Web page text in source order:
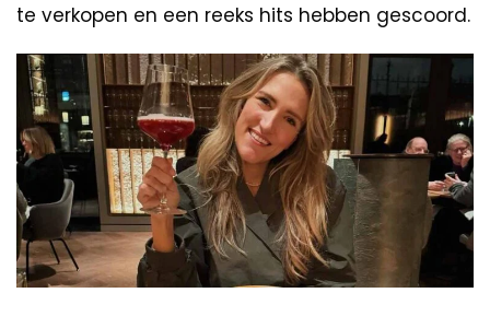
te verkopen en een reeks hits hebben gescoord.